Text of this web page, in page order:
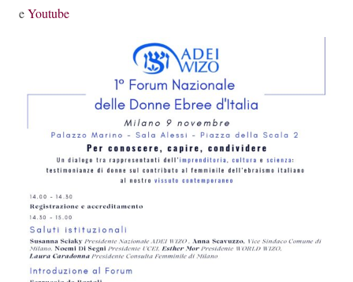
eYoutube